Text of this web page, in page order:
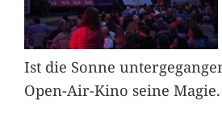
Ist die Sonne
Open-Air-Kino seine Magie.